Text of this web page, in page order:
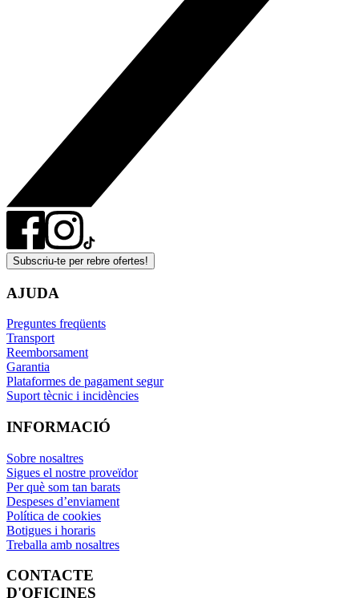
Subscriu-te per rebre ofertes!
AJUDA
Preguntes freqüents
Transport
Reemborsament
Garantia
Plataformes de pagament segur
Suport tècnic i incidències
INFORMACIÓ
Sobre nosaltres
Sigues el nostre proveïdor
Per què som tan barats
Despeses d’enviament
Política de cookies
Botigues i horaris
Treballa amb nosaltres
CONTACTE
D'OFICINES